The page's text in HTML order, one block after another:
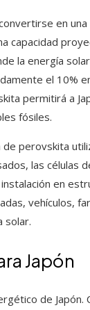
en una
capacidad
la energía
el 10%
permitirá a
fósiles.
perovskita
las células
en
vehículos,
solar.
Japón
de Japón.